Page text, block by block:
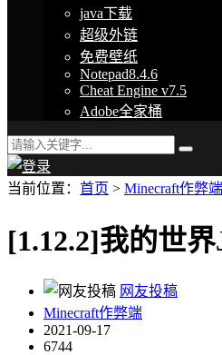
java下载
超级外链
免费壁纸
Notepad8.4.6
Cheat Engine v7.5
Adobe全家桶
当前位置： 首页 > Minecraft作弊端
[1.12.2]我的世
网友投稿
Minecraft作弊端
2021-09-17
6744